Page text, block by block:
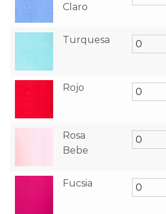
Claro
Turquesa
Rojo
Rosa
Bebe
Fucsia